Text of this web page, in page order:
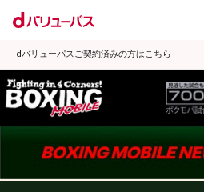
dバリューパスご契約済みの方はこちら